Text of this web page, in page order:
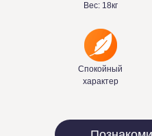
Вес: 18кг
Спокойный
характер